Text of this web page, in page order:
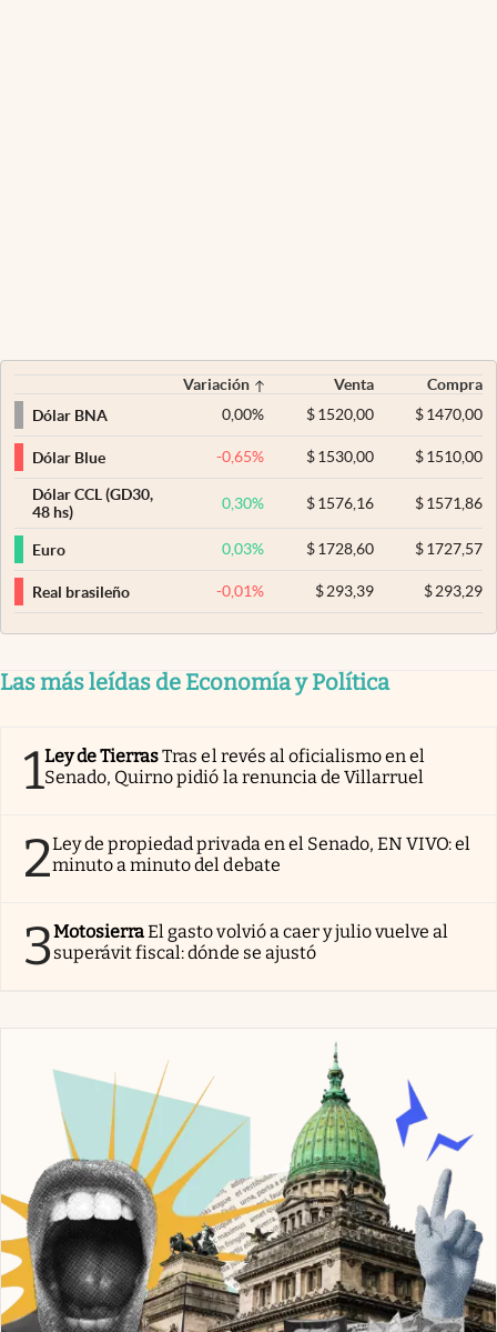
Variación Venta
Compra
Dólar BNA
0,00% $ 1520,00 $1470,00
Dólar Blue -0,65% $ 1530,00 $1510,00
Dólar CCL (GD30,
48 hs)
0,30% $ 1576,16 $1571,86
Euro 0,03% $ 1728,60 $1727,57
Real brasileño -0,01% $293,39 $293,29
Las más leídas de Economía y Política
1Ley de TierrasTras el revés al oficialismo en el
Senado, Quirno pidió la renuncia de Villarruel
2Ley de propiedad privada en el Senado, EN VIVO: el
minuto a minuto del debate
3MotosierraEl gasto volvió a caer y julio vuelve al
superávit fiscal: dónde se ajustó